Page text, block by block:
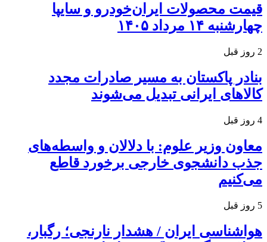
قیمت محصولات ایران‌خودرو و سایپا
چهارشنبه ۱۴ مرداد ۱۴۰۵
2 روز قبل
بنادر پاکستان به مسیر صادرات مجدد
کالاهای ایرانی تبدیل می‌شوند
4 روز قبل
معاون وزیر علوم: با دلالان و واسطه‌های
جذب دانشجوی خارجی برخورد قاطع
می‌کنیم
5 روز قبل
هواشناسی ایران / هشدار نارنجی؛ رگبار،